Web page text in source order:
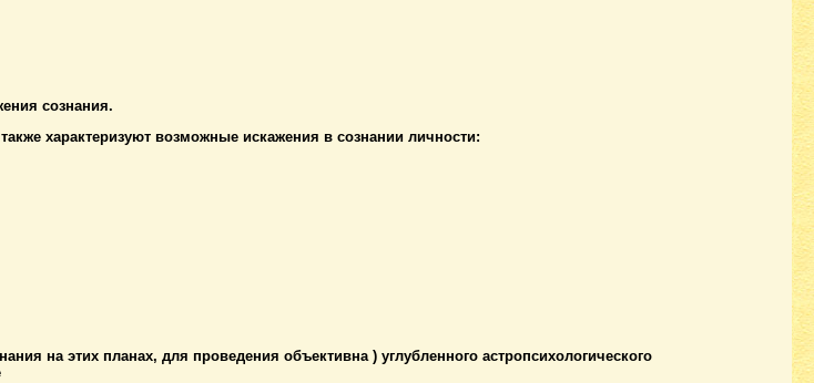
сознания.
характеризуют возможные искажения в сознании личности:
на этих планах, для проведения объективна ) углубленного астропсихологического